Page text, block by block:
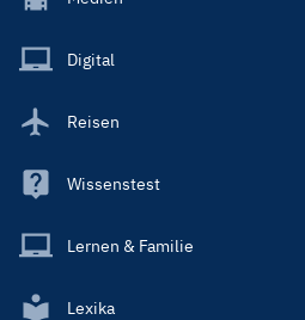
Main
Digital
Reisen
Wissenstest
Lernen & Familie
Lexika